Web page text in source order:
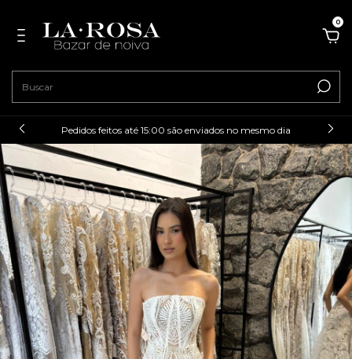
0
Pedidos feitos até 15:00 são enviados no mesmo dia